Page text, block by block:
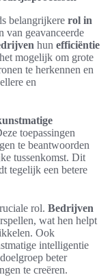
belangrijkere rol in
van geavanceerde
hun efficiëntie
mogelijk om grote
te herkennen en
en
toepassingen
te beantwoorden
tussenkomst. Dit
tegelijk een betere
rol. Bedrijven
wat hen helpt
Ook
intelligentie
beter
te creëren.